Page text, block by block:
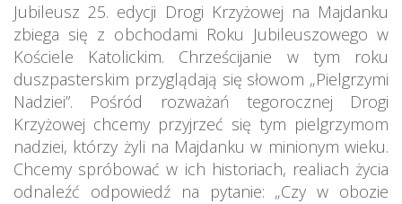
Jubileusz 25. edycji Drogi Krzyżowej na Majdanku
zbiega się z obchodami Roku Jubileuszowego w
Kościele Katolickim. Chrześcijanie w tym roku
duszpasterskim przyglądają się słowom „Pielgrzymi
Nadziei”. Pośród rozważań tegorocznej Drogi
Krzyżowej chcemy przyjrzeć się tym pielgrzymom
nadziei, którzy żyli na Majdanku w minionym wieku.
Chcemy spróbować w ich historiach, realiach życia
odnaleźć odpowiedź na pytanie: „Czy w obozie